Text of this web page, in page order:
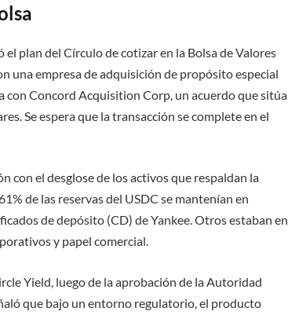
plan del Círculo de cotizar en la Bolsa de Valores
una empresa de adquisición de propósito especial
con Concord Acquisition Corp, un acuerdo que sitúa
Se espera que la transacción se complete en el
con el desglose de los activos que respaldan la
de las reservas del USDC se mantenían en
de depósito (CD) de Yankee. Otros estaban en
y papel comercial.
Yield, luego de la aprobación de la Autoridad
que bajo un entorno regulatorio, el producto